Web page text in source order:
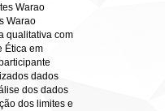
Warao
Warao
qualitativa com
Ética em
dados
dos dados
dos limites e